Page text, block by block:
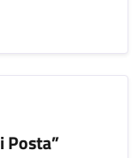
Posta”